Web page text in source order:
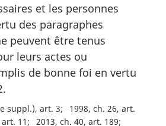
et les personnes
des paragraphes
peuvent être tenus
leurs actes ou
de bonne foi en vertu
suppl.), art. 3
1998, ch. 26, art.
11
2013, ch. 40, art. 189